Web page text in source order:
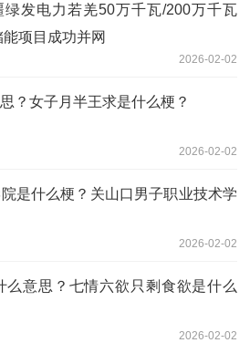
绿发电力若羌50万千瓦/200万千瓦
能项目成功并网
2026-02-02
？女子月半王求是什么梗？
2026-02-02
是什么梗？关山口男子职业技术学
2026-02-02
么意思？七情六欲只剩食欲是什么
2026-02-02